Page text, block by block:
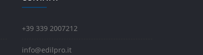
+39 339 2007212
info@edilpro.it